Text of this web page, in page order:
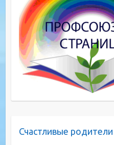
Счастливые родители